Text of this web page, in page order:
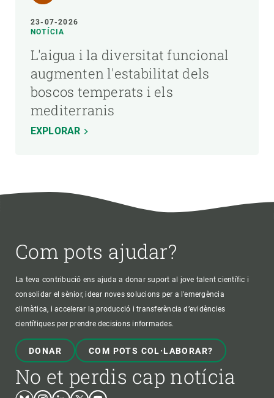
23-07-2026
NOTÍCIA
L'aigua i la diversitat funcional
augmenten l'estabilitat dels
boscos temperats i els
mediterranis
EXPLORAR
Com pots ajudar?
La teva contribució ens ajuda a donar suport al jove talent científic i
consolidar el sènior, idear noves solucions per a l'emergència
climàtica, i accelerar la producció i transferència d’evidències
científiques per prendre decisions informades.
DONAR COM POTS COL·LABORAR?
No et perdis cap notícia
BlueskyInstagram
LinkedinTwitterYoutube